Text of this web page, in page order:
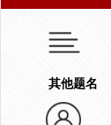
其他题名